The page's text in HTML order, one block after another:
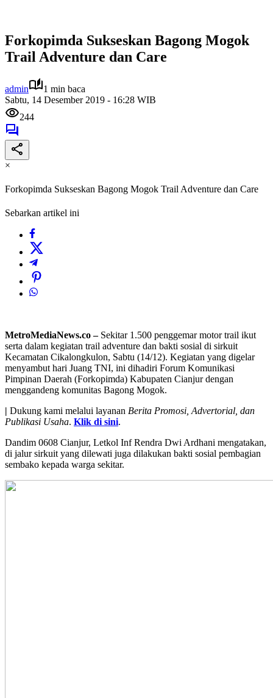
Forkopimda Sukseskan Bagong Mogok
Trail Adventure dan Care
admin
1 min baca
Sabtu, 14 Desember 2019 - 16:28 WIB
244
×
Forkopimda Sukseskan Bagong Mogok Trail Adventure dan Care
Sebarkan artikel ini
MetroMediaNews.co –Sekitar 1.500 penggemar motor trail ikut
serta dalam kegiatan trail adventure dan bakti sosial di sirkuit
Kecamatan Cikalongkulon, Sabtu (14/12). Kegiatan yang digelar
menyambut hari Juang TNI, ini dihadiri Forum Komunikasi
Pimpinan Daerah (Forkopimda) Kabupaten Cianjur dengan
menggandeng komunitas Bagong Mogok.
| Dukung kami melalui layanan Berita Promosi, Advertorial, dan
Publikasi Usaha. Klik di sini.
Dandim 0608 Cianjur, Letkol Inf Rendra Dwi Ardhani mengatakan,
di jalur sirkuit yang dilewati juga dilakukan bakti sosial pembagian
sembako kepada warga sekitar.